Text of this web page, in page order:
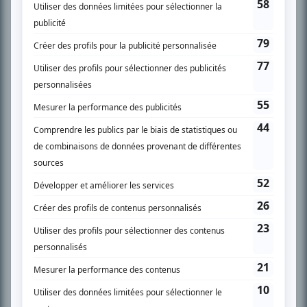
Chroniqueur télé du journal Le Soleil depuis 2001, Richard Therrien carbure à
son petit écran. Celui qu’on surnomme parfois «l’encyclopédie de la
spécialité: la télé québécoise. On peut l’entendre régulièrement commenter
En savoir plus »
SUR LE RÉSEAU BIZZ MÉDIA
PLAN DU SITE
Accueil
Liste des comédiens
Recherche avancée